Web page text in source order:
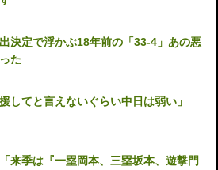
決定で浮かぶ18年前の「33-4」あの悪
た
してと言えないぐらい中日は弱い」
来季は『一塁岡本、三塁坂本、遊撃門